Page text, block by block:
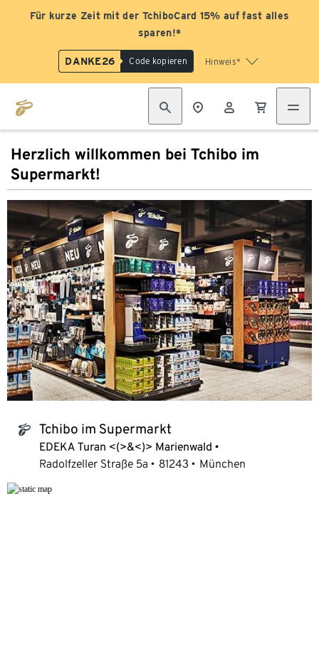
Für kurze Zeit mit der TchiboCard 15% auf fast alles
sparen!*
DANKE26 Code kopieren Hinweis*
Herzlich willkommen bei Tchibo im
Supermarkt!
tchibo_logo Tchibo im Supermarkt
EDEKA Turan <(>&<)> Marienwald
Radolfzeller Straße 5a
81243 München